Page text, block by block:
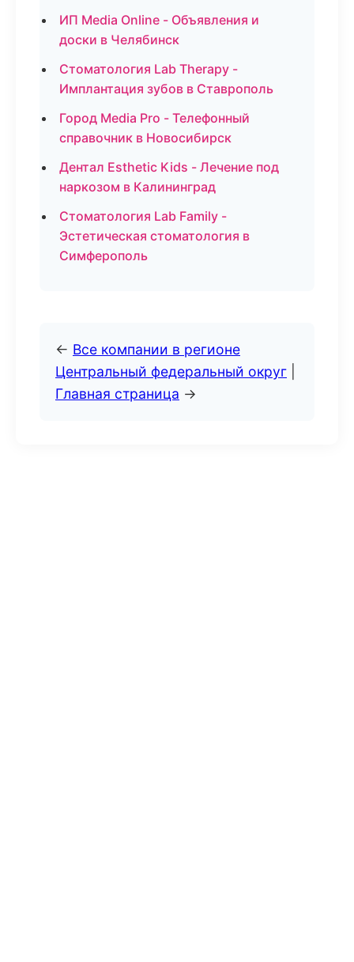
ИП Media Online - Объявления и
доски в Челябинск
Стоматология Lab Therapy -
Имплантация зубов в Ставрополь
Город Media Pro - Телефонный
справочник в Новосибирск
Дентал Esthetic Kids - Лечение под
наркозом в Калининград
Стоматология Lab Family -
Эстетическая стоматология в
Симферополь
← Все компании в регионе
Центральный федеральный округ
Главная страница →